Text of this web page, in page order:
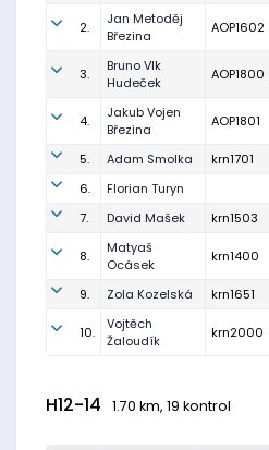
2.
Jan Metoděj
Březina
AOP1602
3.
Bruno Vlk
Hudeček
AOP1800
4.
Jakub Vojen
Březina
AOP1801
5. Adam Smolka krn1701
6.
Florian Turyn
7.
David Mašek krn1503
8.
Matyaš
Ocásek
krn1400
9. Zola Kozelská krn1651
10.
Vojtěch
Žaloudík
krn2000
H12-14 1.70 km, 19 kontrol